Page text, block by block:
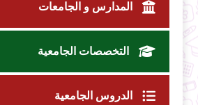
المدارس و الجامعات
التخصصات الجامعية
الدروس الجامعية